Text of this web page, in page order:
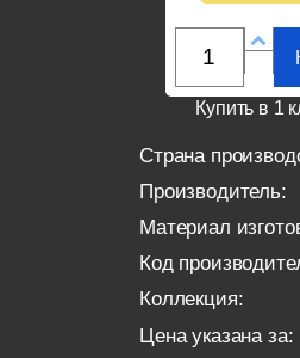
Купить в 1
Страна
Производитель:
Материал
Код
Коллекция:
Цена указана за: